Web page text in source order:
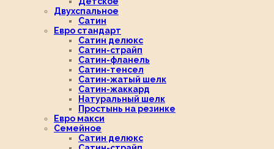
Двухспальное
Сатин
Евро стандарт
Сатин делюкс
Сатин-страйп
Сатин-фланель
Сатин-тенсел
Сатин-жатый шелк
Сатин-жаккард
Натуральный шелк
Простынь на резинке
Евро макси
Семейное
Сатин делюкс